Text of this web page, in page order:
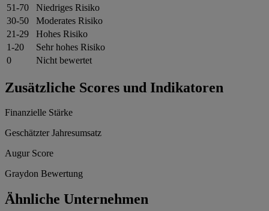
51-70
Niedriges Risiko
30-50
Moderates Risiko
21-29
Hohes Risiko
1-20
Sehr hohes Risiko
0
Nicht bewertet
Zusätzliche Scores und Indikatoren
Finanzielle Stärke
Geschätzter Jahresumsatz
Augur Score
Graydon Bewertung
Ähnliche Unternehmen